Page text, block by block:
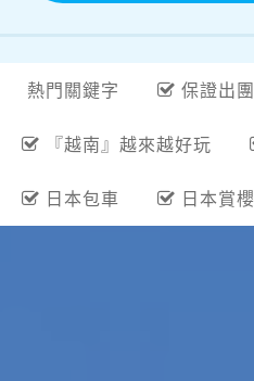
熱門關鍵字 保證出團
『越南』越來越好玩
日本包車 日本賞櫻